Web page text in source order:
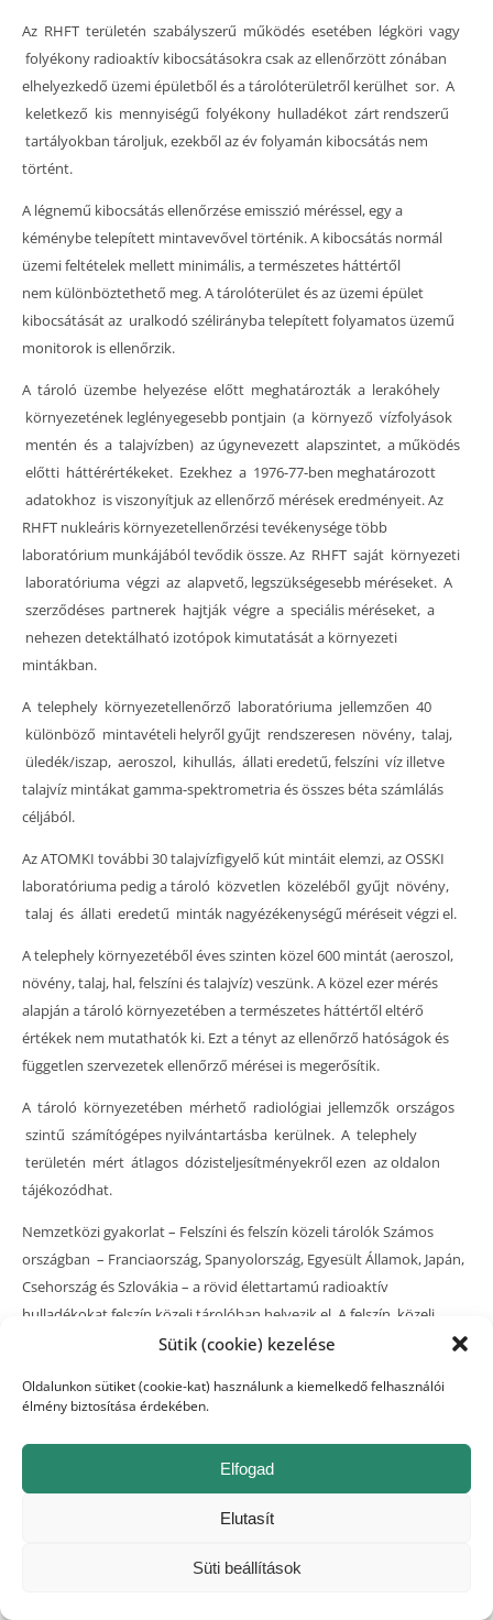
Sütik (cookie) kezelése
Oldalunkon sütiket (cookie-kat) használunk a kiemelkedő felhasználói
élmény biztosítása érdekében.
Elfogad
Elutasít
Süti beállítások
Az RHFT területén szabályszerű működés esetében légköri vagy
folyékony radioaktív kibocsátásokra csak az ellenőrzött zónában
elhelyezkedő üzemi épületből és a tárolóterületről kerülhet sor. A
keletkező kis mennyiségű folyékony hulladékot zárt rendszerű
tartályokban tároljuk, ezekből az év folyamán kibocsátás nem
történt.
A légnemű kibocsátás ellenőrzése emisszió méréssel, egy a
kéménybe telepített mintavevővel történik. A kibocsátás normál
üzemi feltételek mellett minimális, a természetes háttértől
nem különböztethető meg. A tárolóterület és az üzemi épület
kibocsátását az uralkodó szélirányba telepített folyamatos üzemű
monitorok is ellenőrzik.
A tároló üzembe helyezése előtt meghatározták a lerakóhely
környezetének leglényegesebb pontjain (a környező vízfolyások
mentén és a talajvízben) az úgynevezett alapszintet, a működés
előtti háttérértékeket. Ezekhez a 1976-77-ben meghatározott
adatokhoz is viszonyítjuk az ellenőrző mérések eredményeit. Az
RHFT nukleáris környezetellenőrzési tevékenysége több
laboratórium munkájából tevődik össze. Az RHFT saját környezeti
laboratóriuma végzi az alapvető, legszükségesebb méréseket. A
szerződéses partnerek hajtják végre a speciális méréseket, a
nehezen detektálható izotópok kimutatását a környezeti
mintákban.
A telephely környezetellenőrző laboratóriuma jellemzően 40
különböző mintavételi helyről gyűjt rendszeresen növény, talaj,
üledék/iszap, aeroszol, kihullás, állati eredetű, felszíni víz illetve
talajvíz mintákat gamma-spektrometria és összes béta számlálás
céljából.
Az ATOMKI további 30 talajvízfigyelő kút mintáit elemzi, az OSSKI
laboratóriuma pedig a tároló közvetlen közeléből gyűjt növény,
talaj és állati eredetű minták nagyézékenységű méréseit végzi el.
A telephely környezetéből éves szinten közel 600 mintát (aeroszol,
növény, talaj, hal, felszíni és talajvíz) veszünk. A közel ezer mérés
alapján a tároló környezetében a természetes háttértől eltérő
értékek nem mutathatók ki. Ezt a tényt az ellenőrző hatóságok és
független szervezetek ellenőrző mérései is megerősítik.
A tároló környezetében mérhető radiológiai jellemzők országos
szintű számítógépes nyilvántartásba kerülnek. A telephely
területén mért átlagos dózisteljesítményekről ezen az oldalon
tájékozódhat.
Nemzetközi gyakorlat – Felszíni és felszín közeli tárolók Számos
országban – Franciaország, Spanyolország, Egyesült Államok, Japán,
Csehország és Szlovákia – a rövid élettartamú radioaktív
hulladékokat felszín közeli tárolóban helyezik el. A felszín közeli
elhelyezés tervezési alapelve az, hogy meg kell akadályozni az
emberi beavatkozásoktól, másrészt pedig a vízbehatolástól egészen
a környezetet már nem veszélyeztető szint alá. A hulladéktárolót
a lezárását követő intézményes megfigyelési időszak alatt
vonatkozó követelmények kiegészülnek a hosszú és rövid